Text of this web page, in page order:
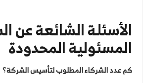
الأسئلة الشائعة عن
المسئولية المحدودة
كم عدد الشركاء المطلوب لتأسيس الشركة؟